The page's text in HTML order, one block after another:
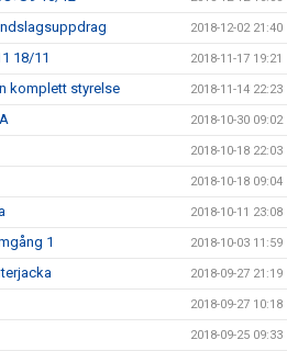
2018-12-02 21:40
18/11 2018-11-17 19:21
komplett styrelse 2018-11-14 22:23
2018-10-30 09:02
2018-10-18 22:03
2018-10-18 09:04
2018-10-11 23:08
1 2018-10-03 11:59
2018-09-27 21:19
2018-09-27 10:18
2018-09-25 09:33